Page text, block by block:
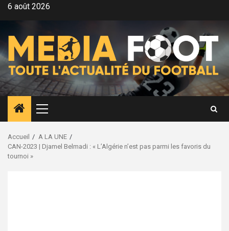
Aller6 août 2026
Menu
principal
Accueil
A LA UNE
CAN-2023 | Djamel Belmadi : « L’Algérie n’est pas parmi les favoris du
tournoi »